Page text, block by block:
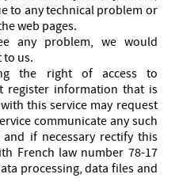
to any technical problem or
web pages.
any problem, we would
us.
the right of access to
register information that is
this service may request
communicate any such
if necessary rectify this
French law number 78-17
processing, data files and